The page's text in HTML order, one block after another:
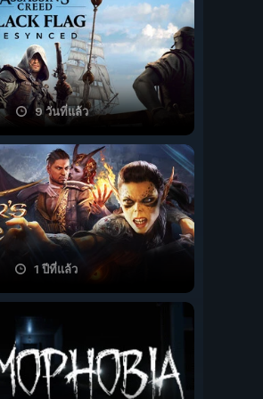
9 วันที่แล้ว
1 ปีที่แล้ว